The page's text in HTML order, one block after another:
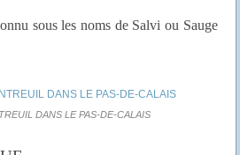
sous les noms de Salvi ou Sauge
DANS LE PAS-DE-CALAIS